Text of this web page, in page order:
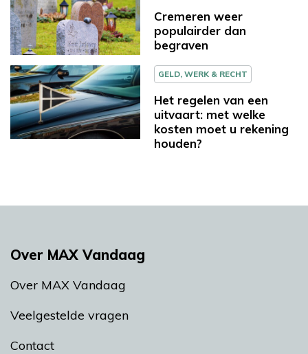
Cremeren weer
populairder dan
begraven
GELD, WERK & RECHT
Het regelen van een
uitvaart: met welke
kosten moet u rekening
houden?
Over MAX Vandaag
Over MAX Vandaag
Veelgestelde vragen
Contact